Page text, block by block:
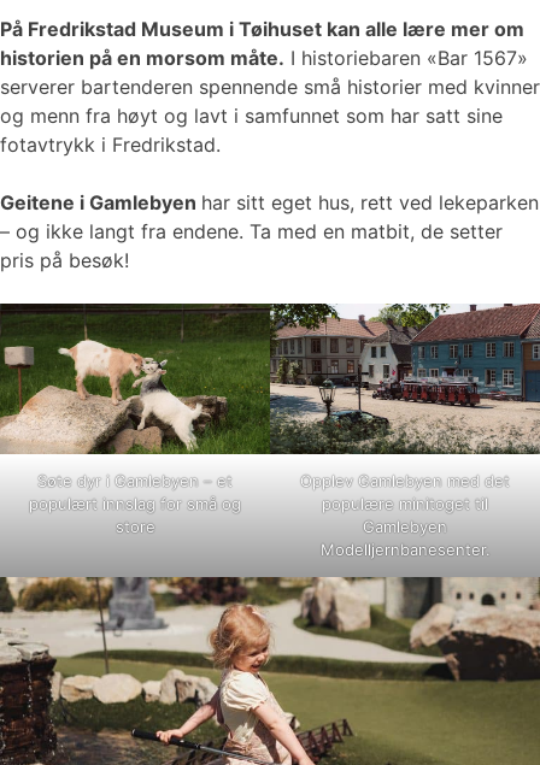
På Fredrikstad Museum i Tøihuset kan alle lære mer om
historien på en morsom måte. I historiebaren «Bar 1567»
serverer bartenderen spennende små historier med kvinner
og menn fra høyt og lavt i samfunnet som har satt sine
fotavtrykk i Fredrikstad.
Geitene i Gamlebyen har sitt eget hus, rett ved lekeparken
– og ikke langt fra endene. Ta med en matbit, de setter
pris på besøk!
Søte dyr i Gamlebyen – et
populært innslag for små og
store
Opplev Gamlebyen med det
populære minitoget til
Gamlebyen
Modelljernbanesenter.